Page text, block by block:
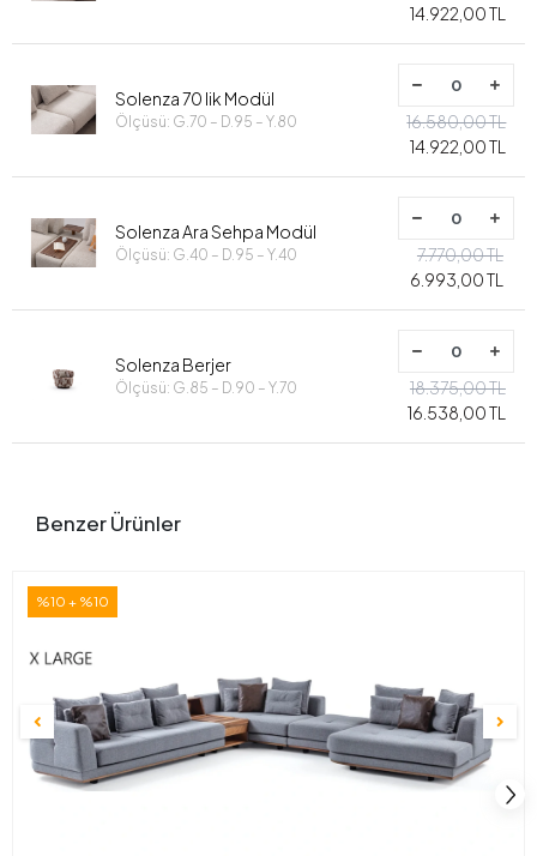
14.922,00 TL
Solenza 70 lik Modül
Ölçüsü: G.70 – D.95 – Y.80
16.580,00 TL
14.922,00 TL
Solenza Ara Sehpa Modül
Ölçüsü: G.40 – D.95 – Y.40
7.770,00 TL
6.993,00 TL
Solenza Berjer
Ölçüsü: G.85 – D.90 – Y.70
18.375,00 TL
16.538,00 TL
Benzer Ürünler
%10 + %10